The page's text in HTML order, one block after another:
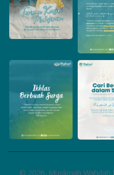
© 2026, Muslimah Wahdah